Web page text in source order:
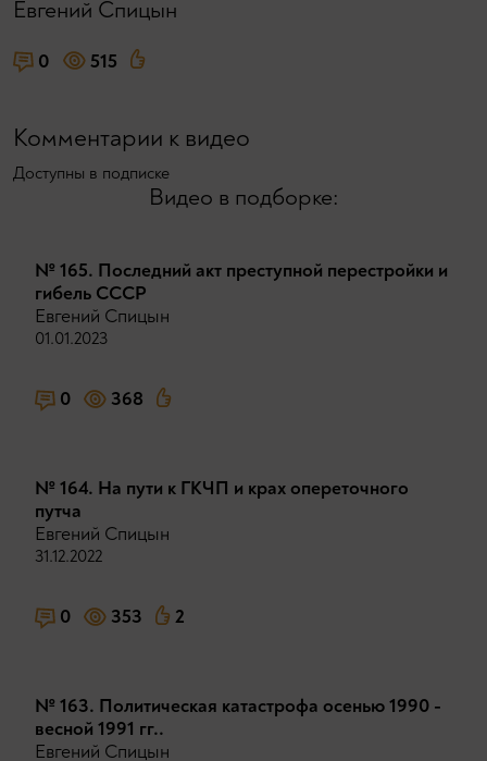
Евгений Спицын
0 515
Комментарии к видео
Доступны в подписке
Видео в подборке:
№ 165. Последний акт преступной перестройки и
гибель СССР
Евгений Спицын
01.01.2023
0 368
№ 164. На пути к ГКЧП и крах опереточного
путча
Евгений Спицын
31.12.2022
0 353 2
№ 163. Политическая катастрофа осенью 1990 -
весной 1991 гг..
Евгений Спицын